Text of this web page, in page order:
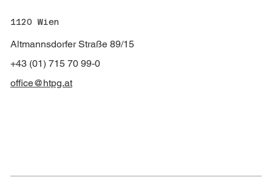
1120 Wien
Altmannsdorfer Straße 89/15
+43 (01) 715 70 99-0
office@htpg.at